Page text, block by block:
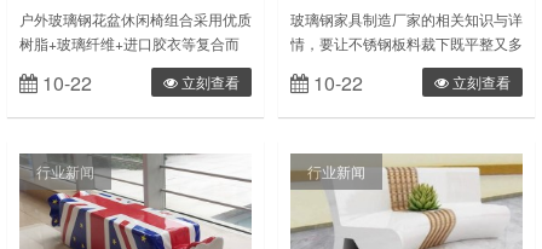
户外玻璃钢花盆休闲椅组合采用优质
树脂+玻璃纤维+进口胶衣等复合而
成；为迎合市场需求，我司特提供欧
式、中式、室内、室外等多种类型的
玻璃钢花盆，其中户外用玻璃钢花
果，仿真度高，经济实用；而室内花
盆表面多做亮光油漆，美观、醒目、
色彩艳丽。花盆颜色可任意组合，客
户有更多种选择空间； 户外玻璃钢
10-22 立刻查看
玻璃钢家具制造厂家的相关知识与详
情，要让不锈钢板料裁下既平整又多
种外形的话，就要用等离子切割机
了。等离子切割机能操纵高档离子去
切割用普通氧气切割法难以切割的金
的特种喷嘴内，形成强烈的压缩电弧
而构成温度极高(一万度以上)等离子
流，所以切割出来的不锈钢板料即整
齐又稳定形。留意，下料时手必然要
10-22 立刻查看
行业新闻 行业新闻